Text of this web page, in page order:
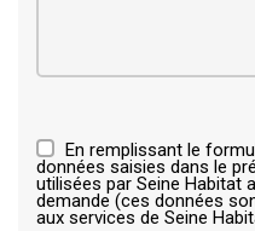
En remplissant le
données saisies dans le
utilisées par Seine Habitat
demande (ces données
aux services de Seine